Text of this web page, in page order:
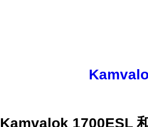
Kamvalok 1700ESL